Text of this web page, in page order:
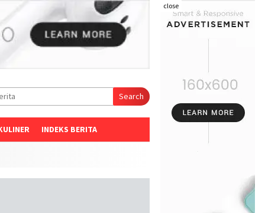
close
Search
INDEKS BERITA